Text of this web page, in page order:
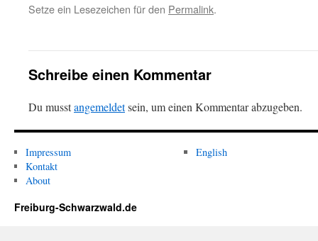
Setze ein Lesezeichen für den Permalink.
Schreibe einen Kommentar
Du musstangemeldetsein, um einen Kommentar abzugeben.
Impressum
Kontakt
About
English
Freiburg-Schwarzwald.de